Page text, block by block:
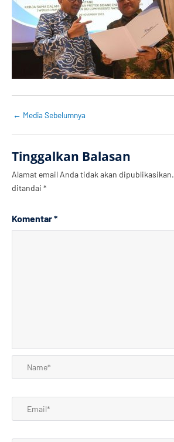
← Media Sebelumnya
Tinggalkan Balasan
Alamat email Anda tidak akan dipublikasikan.
ditandai *
Komentar*
Name*
Email*